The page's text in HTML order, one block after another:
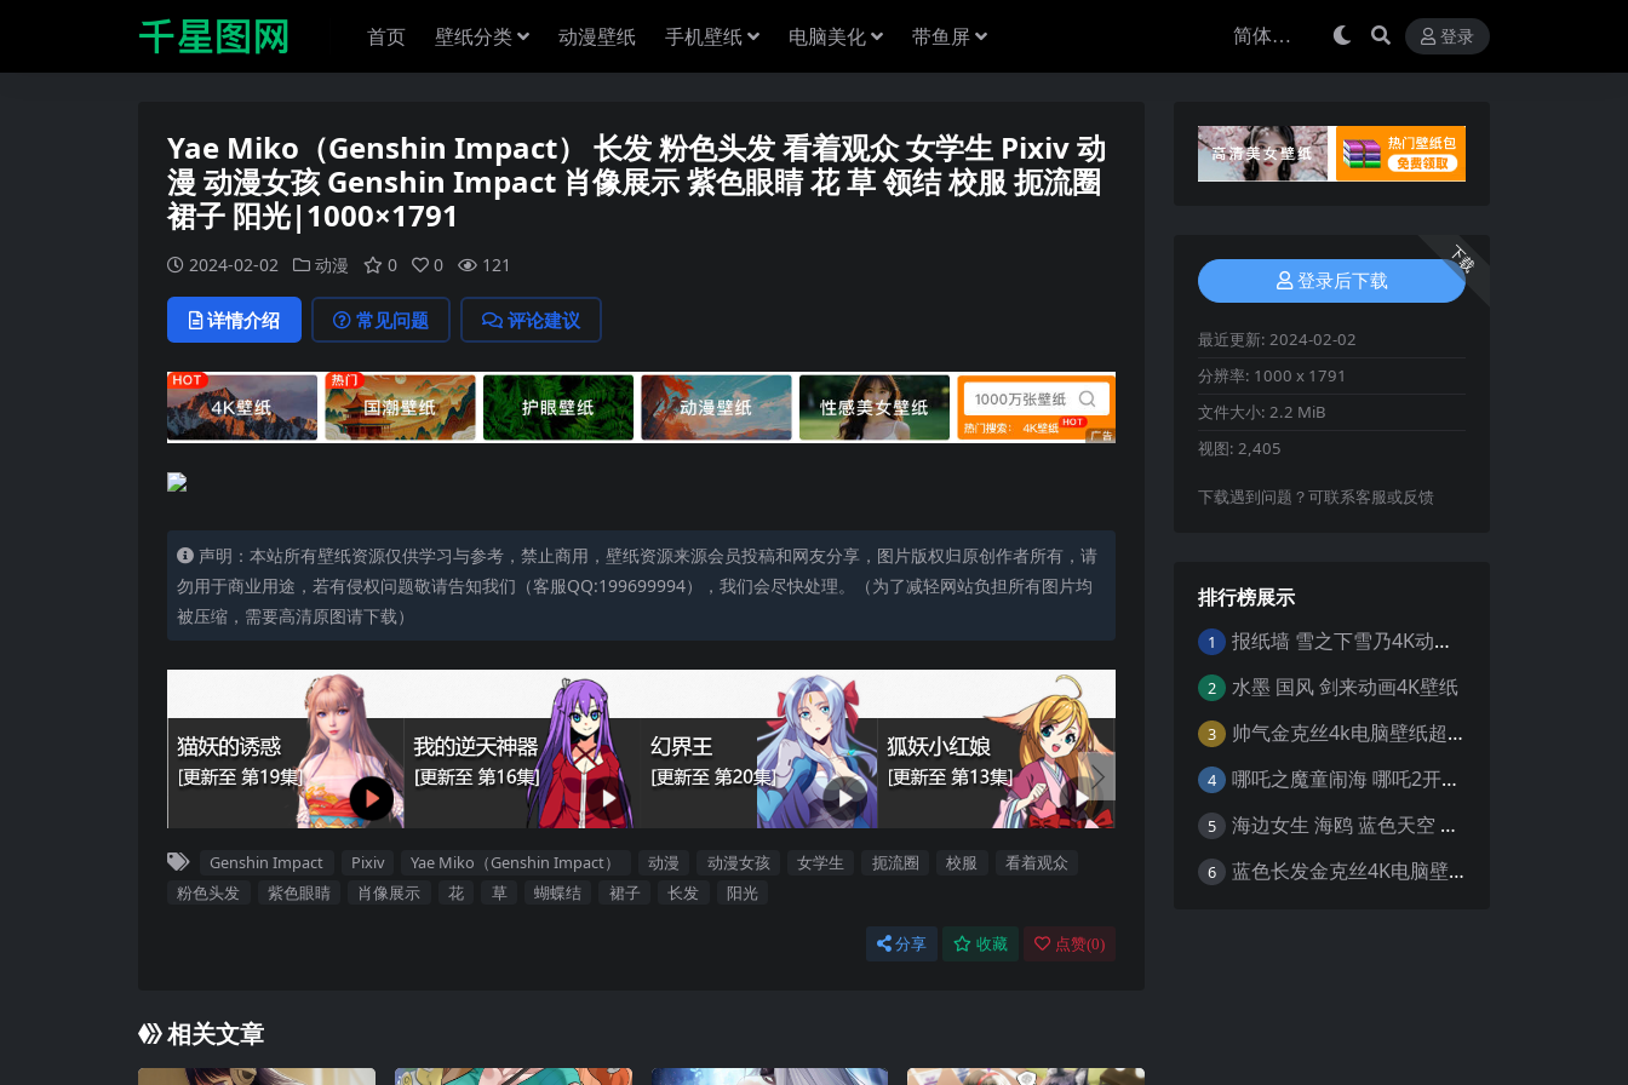
首页 壁纸分类 动漫壁纸 手机壁纸 电脑美化 带鱼屏 登录
Yae Miko（Genshin Impact） 长发 粉色头发 看着观众 女学生 Pixiv 动
漫 动漫女孩 Genshin Impact 肖像展示 紫色眼睛 花 草 领结 校服 扼流圈
裙子 阳光|1000×1791
2024-02-02 动漫 0 0 121
详情介绍 常见问题 评论建议
声明：本站所有壁纸资源仅供学习与参考，禁止商用，壁纸资源来源会员投稿和网友分享，图片版权归原创作者所有，请
勿用于商业用途，若有侵权问题敬请告知我们（客服QQ:199699994），我们会尽快处理。（为了减轻网站负担所有图片均
被压缩，需要高清原图请下载）
Genshin Impact Pixiv Yae Miko（Genshin Impact） 动漫 动漫女孩 女学生 扼流圈 校服
看着观众
粉色头发
紫色眼睛 肖像展示 花 草 蝴蝶结 裙子 长发 阳光
分享 收藏 点赞(0)
相关文章
下载
登录后下载
最近更新: 2024-02-02
分辨率: 1000 x 1791
文件大小: 2.2 MiB
视图: 2,405
下载遇到问题？可联系客服或反馈
排行榜展示
1 报纸墙 雪之下雪乃4K动漫壁纸
2 水墨 国风 剑来动画4K壁纸
3 帅气金克丝4k电脑壁纸超清
4 哪吒之魔童闹海 哪吒2开场4K壁纸
5 海边女生 海鸥 蓝色天空 4K壁纸
6 蓝色长发金克丝4K电脑壁纸